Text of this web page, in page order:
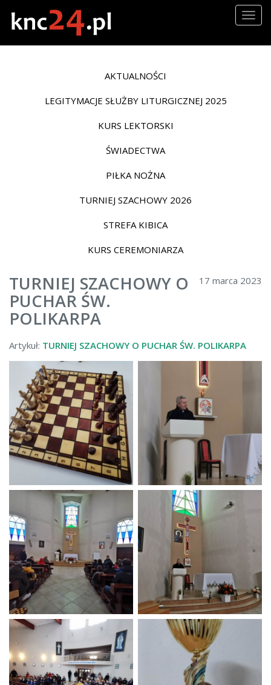
AKTUALNOŚCI
LEGITYMACJE SŁUŻBY LITURGICZNEJ 2025
KURS LEKTORSKI
ŚWIADECTWA
PIŁKA NOŻNA
TURNIEJ SZACHOWY 2026
STREFA KIBICA
KURS CEREMONIARZA
17 marca 2023
TURNIEJ SZACHOWY O
PUCHAR ŚW.
POLIKARPA
Artykuł: TURNIEJ SZACHOWY O PUCHAR ŚW. POLIKARPA